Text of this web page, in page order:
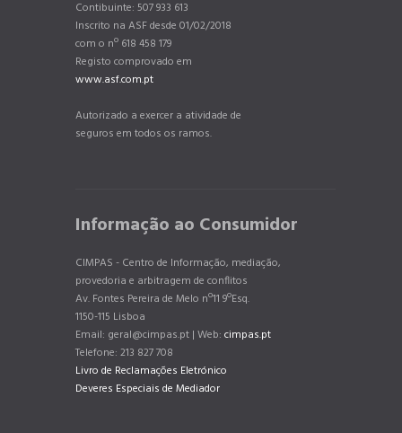
Contibuinte: 507 933 613
Inscrito na ASF desde 01/02/2018
com o nº 618 458 179
Registo comprovado em
www.asf.com.pt
Autorizado a exercer a atividade de
seguros em todos os ramos.
Informação ao Consumidor
CIMPAS - Centro de Informação, mediação,
provedoria e arbitragem de conflitos
Av. Fontes Pereira de Melo nº11 9ºEsq.
1150-115 Lisboa
Email: geral@cimpas.pt | Web: cimpas.pt
Telefone: 213 827 708
Livro de Reclamações Eletrónico
Deveres Especiais de Mediador